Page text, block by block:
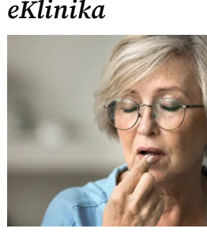
eKlinika